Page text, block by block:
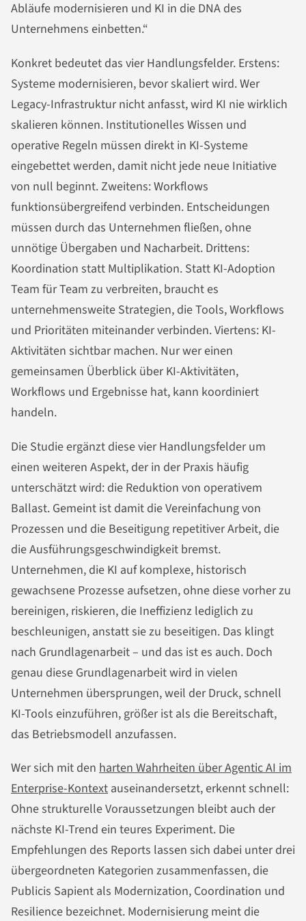
Abläufe modernisieren und KI in die DNA des
Unternehmens einbetten.“
Konkret bedeutet das vier Handlungsfelder. Erstens:
Systeme modernisieren, bevor skaliert wird. Wer
Legacy-Infrastruktur nicht anfasst, wird KI nie wirklich
skalieren können. Institutionelles Wissen und
operative Regeln müssen direkt in KI-Systeme
eingebettet werden, damit nicht jede neue Initiative
von null beginnt. Zweitens: Workflows
funktionsübergreifend verbinden. Entscheidungen
müssen durch das Unternehmen fließen, ohne
unnötige Übergaben und Nacharbeit. Drittens:
Koordination statt Multiplikation. Statt KI-Adoption
Team für Team zu verbreiten, braucht es
unternehmensweite Strategien, die Tools, Workflows
und Prioritäten miteinander verbinden. Viertens: KI-
Aktivitäten sichtbar machen. Nur wer einen
gemeinsamen Überblick über KI-Aktivitäten,
Workflows und Ergebnisse hat, kann koordiniert
handeln.
Die Studie ergänzt diese vier Handlungsfelder um
einen weiteren Aspekt, der in der Praxis häufig
unterschätzt wird: die Reduktion von operativem
Ballast. Gemeint ist damit die Vereinfachung von
Prozessen und die Beseitigung repetitiver Arbeit, die
die Ausführungsgeschwindigkeit bremst.
Unternehmen, die KI auf komplexe, historisch
gewachsene Prozesse aufsetzen, ohne diese vorher zu
bereinigen, riskieren, die Ineffizienz lediglich zu
beschleunigen, anstatt sie zu beseitigen. Das klingt
nach Grundlagenarbeit – und das ist es auch. Doch
genau diese Grundlagenarbeit wird in vielen
Unternehmen übersprungen, weil der Druck, schnell
KI-Tools einzuführen, größer ist als die Bereitschaft,
das Betriebsmodell anzufassen.
Wer sich mit den harten Wahrheiten über Agentic AI im
Enterprise-Kontext auseinandersetzt, erkennt schnell:
Ohne strukturelle Voraussetzungen bleibt auch der
nächste KI-Trend ein teures Experiment. Die
Empfehlungen des Reports lassen sich dabei unter drei
übergeordneten Kategorien zusammenfassen, die
Publicis Sapient als Modernization, Coordination und
Resilience bezeichnet. Modernisierung meint die